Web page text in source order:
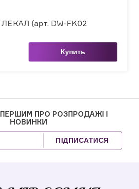
(арт. DW-FK02
Купить
ПРО РОЗПРОДАЖІ І
НОВИНКИ
ПІДПИСАТИСЯ